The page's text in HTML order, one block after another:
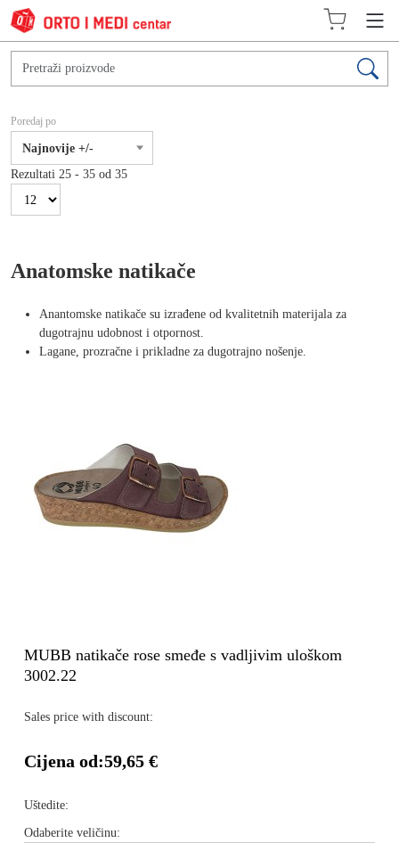
Poredaj po
Najnovije +/-
Rezultati 25 - 35 od 35
Anatomske natikače
Anantomske natikače su izrađene od kvalitetnih materijala za
dugotrajnu udobnost i otpornost.
Lagane, prozračne i prikladne za dugotrajno nošenje.
MUBB natikače rose smeđe s vadljivim uloškom
3002.22
Sales price with discount:
Cijena od:59,65 €
Uštedite:
Odaberite veličinu: